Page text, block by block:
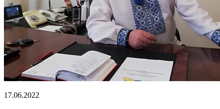
17.06.2022